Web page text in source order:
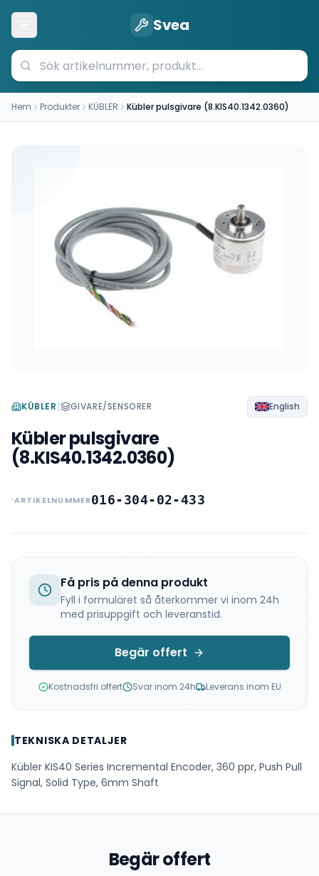
Öppna meny Svea
Hem Produkter KÜBLER Kübler pulsgivare (8.KIS40.1342.0360)
KÜBLER | GIVARE/SENSORER English
Kübler pulsgivare
(8.KIS40.1342.0360)
ARTIKELNUMMER016-304-02-433
Få pris på denna produkt
Fyll i formuläret så återkommer vi inom 24h
med prisuppgift och leveranstid.
Begär offert
Kostnadsfri offert Svar inom 24h Leverans inom EU
TEKNISKA DETALJER
Kübler KIS40 Series Incremental Encoder, 360 ppr, Push Pull
Signal, Solid Type, 6mm Shaft
Begär offert